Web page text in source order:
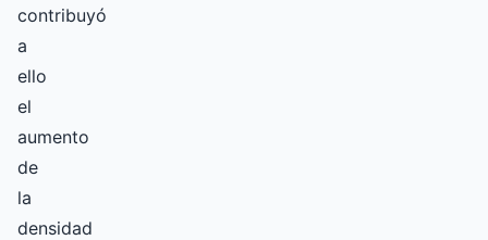
contribuyó
a
ello
el
aumento
de
la
densidad